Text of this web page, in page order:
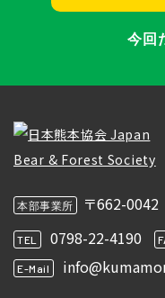
今回
本部事業所 〒662-0042
TEL 0798-22-4190
E-Mail